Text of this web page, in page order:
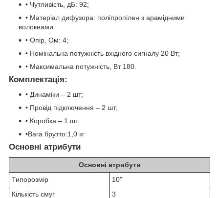
• Чутливість, дБ: 92;
• Матеріал дифузора: поліпропілен з арамідними
волокнами
• Опір, Ом: 4;
• Номінальна потужність вхідного сигналу 20 Вт;
• Максимальна потужність, Вт 180.
Комплектація:
• Динаміки – 2 шт;
• Провід підключення – 2 шт;
• Коробка – 1 шт.
•Вага брутто:1,0 кг
Основні атрибути
Основні атрибути
Типорозмір
10"
Кількість смуг
3